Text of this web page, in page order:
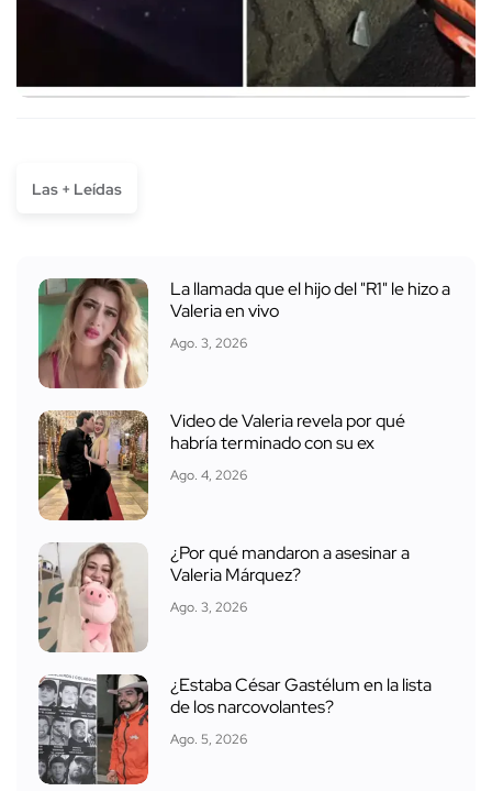
Las + Leídas
La llamada que el hijo del "R1" le hizo a
Valeria en vivo
Ago. 3, 2026
Video de Valeria revela por qué
habría terminado con su ex
Ago. 4, 2026
¿Por qué mandaron a asesinar a
Valeria Márquez?
Ago. 3, 2026
¿Estaba César Gastélum en la lista
de los narcovolantes?
Ago. 5, 2026